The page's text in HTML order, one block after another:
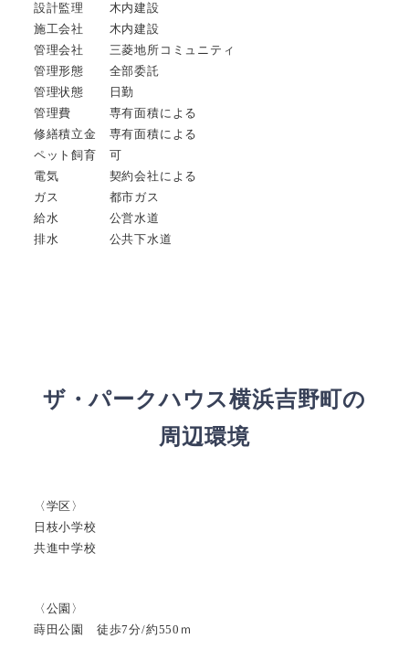
設計監理 木内建設
施工会社 木内建設
管理会社 三菱地所コミュニティ
管理形態 全部委託
管理状態 日勤
管理費 専有面積による
修繕積立金 専有面積による
ペット飼育 可
電気 契約会社による
ガス 都市ガス
給水 公営水道
排水 公共下水道
ザ・パークハウス横浜吉野町の
周辺環境
〈学区〉
日枝小学校
共進中学校
〈公園〉
蒔田公園 徒歩7分/約550ｍ